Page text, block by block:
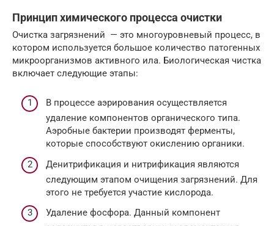
Принцип химического процесса очистки
Очистка загрязнений — это многоуровневый процесс, в
котором используется большое количество патогенных
микроорганизмов активного ила. Биологическая чистка
включает следующие этапы:
В процессе аэрирования осуществляется
удаление компонентов органического типа.
Аэробные бактерии производят ферменты,
которые способствуют окислению органики.
Денитрификация и нитрификация являются
следующим этапом очищения загрязнений. Для
этого не требуется участие кислорода.
Удаление фосфора. Данный компонент